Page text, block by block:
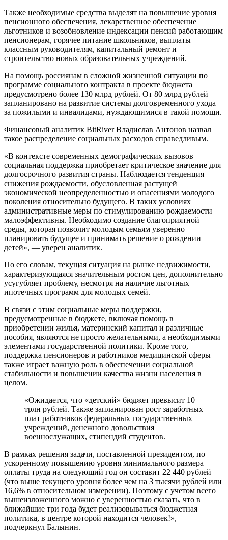
Также необходимые средства выделят на повышение уровня
пенсионного обеспечения, лекарственное обеспечение
льготников и возобновление индексации пенсий работающим
пенсионерам, горячее питание школьников, выплаты
классным руководителям, капитальный ремонт и
строительство новых образовательных учреждений.
На помощь россиянам в сложной жизненной ситуации по
программе социального контракта в проекте бюджета
предусмотрено более 130 млрд рублей. От 80 млрд рублей
запланировано на развитие системы долговременного ухода
за пожилыми и инвалидами, нуждающимися в такой помощи.
Финансовый аналитик BitRiver Владислав Антонов назвал
такое распределение социальных расходов справедливым.
«В контексте современных демографических вызовов
социальная поддержка приобретает критическое значение для
долгосрочного развития страны. Наблюдается тенденция
снижения рождаемости, обусловленная растущей
экономической неопределенностью и опасениями молодого
поколения относительно будущего. В таких условиях
административные меры по стимулированию рождаемости
малоэффективны. Необходимо создание благоприятной
среды, которая позволит молодым семьям уверенно
планировать будущее и принимать решение о рождении
детей», — уверен аналитик.
По его словам, текущая ситуация на рынке недвижимости,
характеризующаяся значительным ростом цен, дополнительно
усугубляет проблему, несмотря на наличие льготных
ипотечных программ для молодых семей.
В связи с этим социальные меры поддержки,
предусмотренные в бюджете, включая помощь в
приобретении жилья, материнский капитал и различные
пособия, являются не просто желательными, а необходимыми
элементами государственной политики. Кроме того,
поддержка пенсионеров и работников медицинской сферы
также играет важную роль в обеспечении социальной
стабильности и повышении качества жизни населения в
целом.
«Ожидается, что «детский» бюджет превысит 10
трлн рублей. Также запланирован рост заработных
плат работников федеральных государственных
учреждений, денежного довольствия
военнослужащих, стипендий студентов.
В рамках решения задачи, поставленной президентом, по
ускоренному повышению уровня минимального размера
оплаты труда на следующий год он составит 22 440 рублей
(что выше текущего уровня более чем на 3 тысячи рублей или
16,6% в относительном измерении). Поэтому с учетом всего
вышеизложенного можно с уверенностью сказать, что в
ближайшие три года будет реализовываться бюджетная
политика, в центре которой находится человек!», —
подчеркнул Балынин.